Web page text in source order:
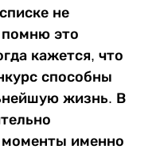
не
это
кажется, что
способны
жизнь. В
моменты именно